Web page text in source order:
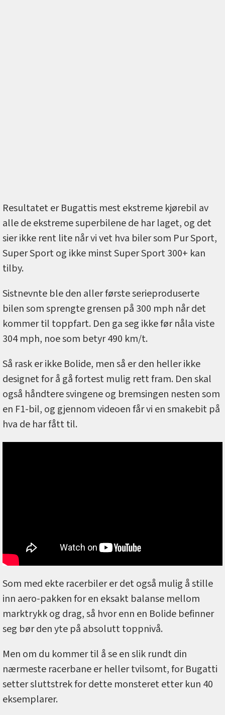
Resultatet er Bugattis mest ekstreme kjørebil av
alle de ekstreme superbilene de har laget, og det
sier ikke rent lite når vi vet hva biler som Pur Sport,
Super Sport og ikke minst Super Sport 300+ kan
tilby.
Sistnevnte ble den aller første serieproduserte
bilen som sprengte grensen på 300 mph når det
kommer til toppfart. Den ga seg ikke før nåla viste
304 mph, noe som betyr 490 km/t.
Så rask er ikke Bolide, men så er den heller ikke
designet for å gå fortest mulig rett fram. Den skal
også håndtere svingene og bremsingen nesten som
en F1-bil, og gjennom videoen får vi en smakebit på
hva de har fått til.
Som med ekte racerbiler er det også mulig å stille
inn aero-pakken for en eksakt balanse mellom
marktrykk og drag, så hvor enn en Bolide befinner
seg bør den yte på absolutt toppnivå.
Men om du kommer til å se en slik rundt din
nærmeste racerbane er heller tvilsomt, for Bugatti
setter sluttstrek for dette monsteret etter kun 40
eksemplarer.